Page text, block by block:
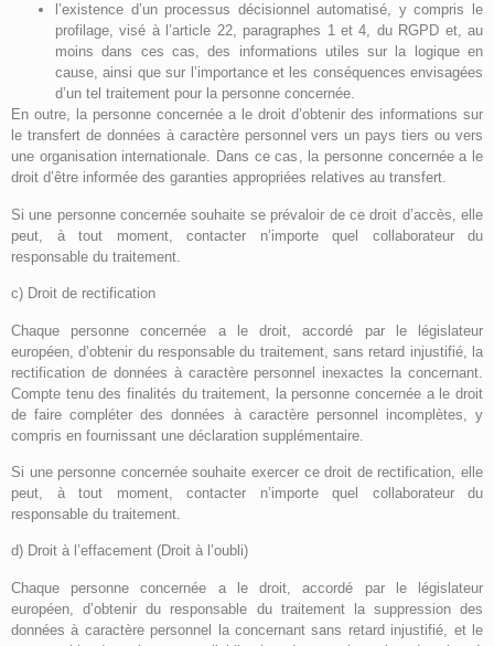
l’existence d’un processus décisionnel automatisé, y compris le
profilage, visé à l’article 22, paragraphes 1 et 4, du RGPD et, au
moins dans ces cas, des informations utiles sur la logique en
cause, ainsi que sur l’importance et les conséquences envisagées
d’un tel traitement pour la personne concernée.
En outre, la personne concernée a le droit d’obtenir des informations sur
le transfert de données à caractère personnel vers un pays tiers ou vers
une organisation internationale. Dans ce cas, la personne concernée a le
droit d’être informée des garanties appropriées relatives au transfert.
Si une personne concernée souhaite se prévaloir de ce droit d’accès, elle
peut, à tout moment, contacter n’importe quel collaborateur du
responsable du traitement.
c) Droit de rectification
Chaque personne concernée a le droit, accordé par le législateur
européen, d’obtenir du responsable du traitement, sans retard injustifié, la
rectification de données à caractère personnel inexactes la concernant.
Compte tenu des finalités du traitement, la personne concernée a le droit
de faire compléter des données à caractère personnel incomplètes, y
compris en fournissant une déclaration supplémentaire.
Si une personne concernée souhaite exercer ce droit de rectification, elle
peut, à tout moment, contacter n’importe quel collaborateur du
responsable du traitement.
d) Droit à l’effacement (Droit à l’oubli)
Chaque personne concernée a le droit, accordé par le législateur
européen, d’obtenir du responsable du traitement la suppression des
données à caractère personnel la concernant sans retard injustifié, et le